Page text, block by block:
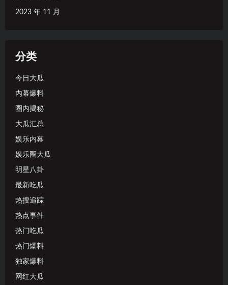
2023 年 11 月
分类
今日大瓜
内幕爆料
圈内揭秘
大瓜汇总
娱乐内幕
娱乐圈大瓜
明星八卦
最新吃瓜
热搜追踪
热点事件
热门吃瓜
热门爆料
独家爆料
网红大瓜